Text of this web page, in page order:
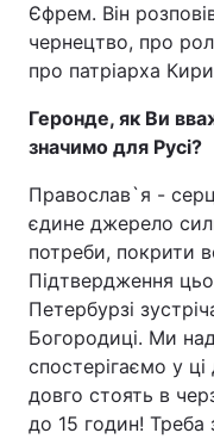
Головна
Україна
Економіка
Єфрем. Він
чернецтво, про
про патріарха
Геронде, як Ви
значимо для Русі?
Православ`я -
єдине джерело
потреби, покрити
Підтвердження
Петербурзі
Богородиці. Ми
спостерігаємо у
довго стоять в
до 15 годин!